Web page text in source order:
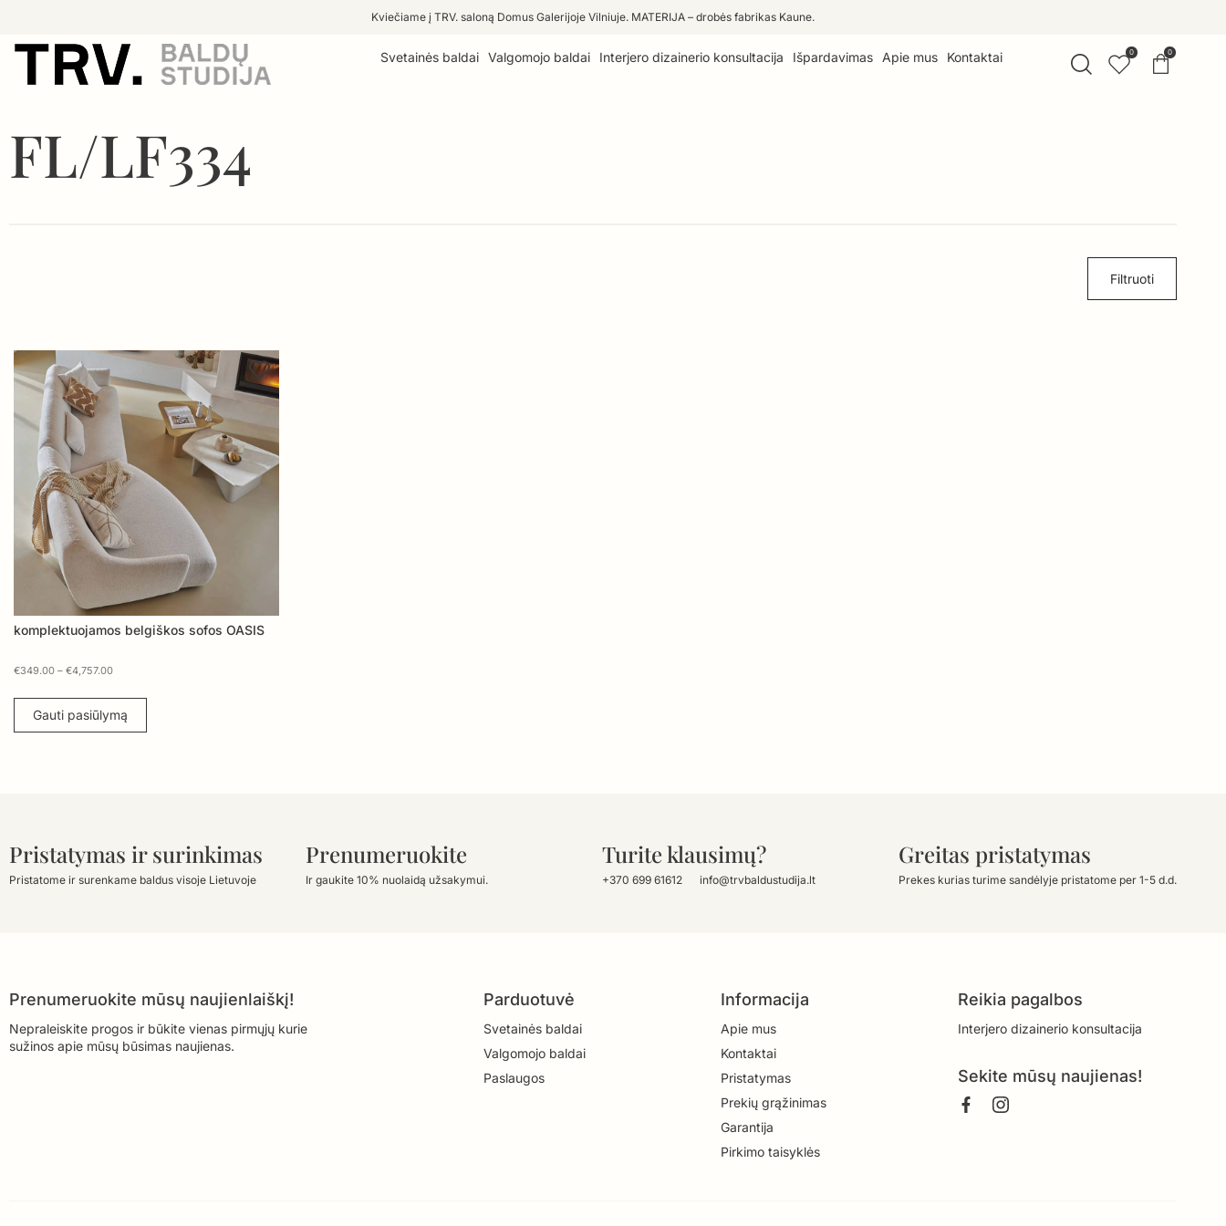
Kviečiame į TRV. saloną Domus Galerijoje Vilniuje. MATERIJA – drobės fabrikas Kaune.
Svetainės baldai Valgomojo baldai Interjero dizainerio konsultacija Išpardavimas Apie mus Kontaktai 0 0
FL/LF334
Filtruoti
komplektuojamos belgiškos sofos OASIS
€349.00 – €4,757.00
Gauti pasiūlymą
Pristatymas ir surinkimas
Pristatome ir surenkame baldus visoje Lietuvoje
Prenumeruokite
Ir gaukite 10% nuolaidą užsakymui.
Turite klausimų?
+370 699 61612 info@trvbaldustudija.lt
Greitas pristatymas
Prekes kurias turime sandėlyje pristatome per 1-5 d.d.
Prenumeruokite mūsų naujienlaiškį!
Nepraleiskite progos ir būkite vienas pirmųjų kurie
sužinos apie mūsų būsimas naujienas.
Parduotuvė
Svetainės baldai
Valgomojo baldai
Paslaugos
Informacija
Apie mus
Kontaktai
Pristatymas
Prekių grąžinimas
Garantija
Pirkimo taisyklės
Reikia pagalbos
Interjero dizainerio konsultacija
Sekite mūsų naujienas!